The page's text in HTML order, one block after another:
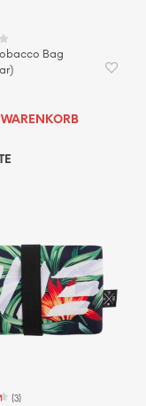
Bag
WARENKORB
(3)